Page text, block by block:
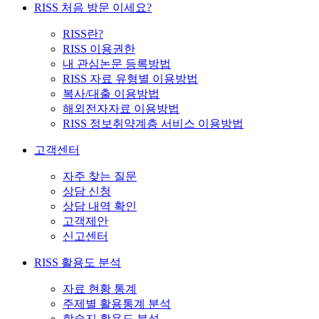
RISS 처음 방문 이세요?
RISS란?
RISS 이용권한
내 관심논문 등록방법
RISS 자료 유형별 이용방법
복사/대출 이용방법
해외전자자료 이용방법
RISS 정보취약계층 서비스 이용방법
고객센터
자주 찾는 질문
상담 신청
상담 내역 확인
고객제안
신고센터
RISS 활용도 분석
자료 현황 통계
주제별 활용통계 분석